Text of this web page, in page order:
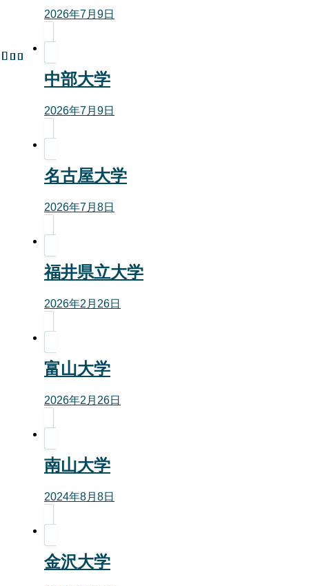
2026年7月9日
中部大学
2026年7月9日
名古屋大学
2026年7月8日
福井県立大学
2026年2月26日
富山大学
2026年2月26日
南山大学
2024年8月8日
金沢大学